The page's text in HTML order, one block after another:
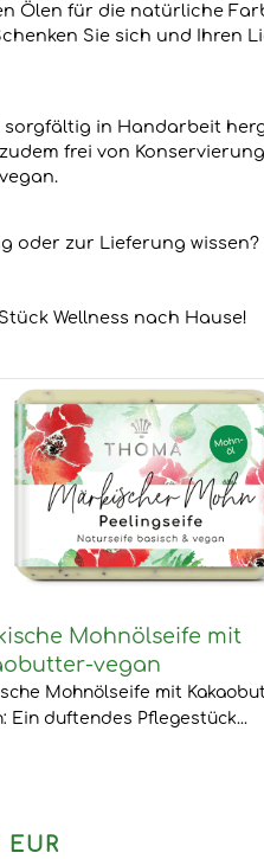
Ölen für die natürliche
Sie sich und Ihren
in Handarbeit
frei von
oder zur Lieferung
Wellness nach Hause!
Mohnölseife mit
vegan
Mohnölseife mit
Ein duftendes Pflegestück...
EUR